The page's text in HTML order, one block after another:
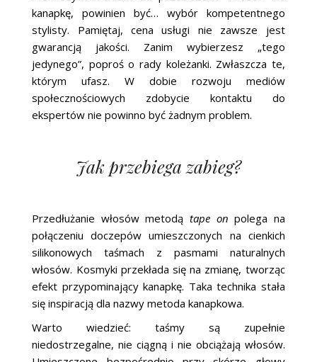
kanapkę, powinien być… wybór kompetentnego
stylisty. Pamiętaj, cena usługi nie zawsze jest
gwarancją jakości. Zanim wybierzesz „tego
jedynego”, poproś o rady koleżanki. Zwłaszcza te,
którym ufasz. W dobie rozwoju mediów
społecznościowych zdobycie kontaktu do
ekspertów nie powinno być żadnym problem.
Jak przebiega zabieg?
Przedłużanie włosów metodą tape on polega na
połączeniu doczepów umieszczonych na cienkich
silikonowych taśmach z pasmami naturalnych
włosów. Kosmyki przekłada się na zmianę, tworząc
efekt przypominający kanapkę. Taka technika stała
się inspiracją dla nazwy metoda kanapkowa.
Warto wiedzieć: taśmy są zupełnie
niedostrzegalne, nie ciągną i nie obciążają włosów.